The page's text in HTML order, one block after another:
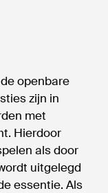
openbare
zijn in
met
Hierdoor
als door
uitgelegd
essentie. Als